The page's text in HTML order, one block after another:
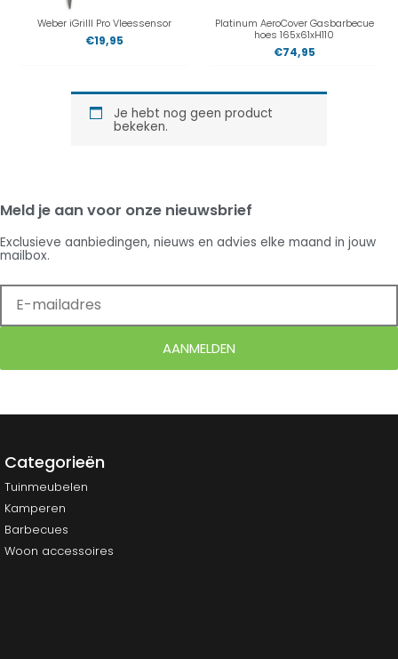
Weber iGrilll Pro Vleessensor
€19,95
Platinum AeroCover Gasbarbecue
hoes 165x61xH110
€74,95
Je hebt nog geen product
bekeken.
Meld je aan voor onze nieuwsbrief
Exclusieve aanbiedingen, nieuws en advies elke maand in jouw
mailbox.
AANMELDEN
Categorieën
Tuinmeubelen
Kamperen
Barbecues
Woon accessoires